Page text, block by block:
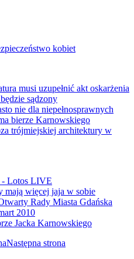
kobiet
musi uzupełnić akt oskarżenia
sądzony
nie dla niepełnosprawnych
bierze Karnowskiego
trójmiejskiej architektury w
- Lotos LIVE
mają więcej jaja w sobie
Rady Miasta Gdańska
2010
Jacka Karnowskiego
Następna strona